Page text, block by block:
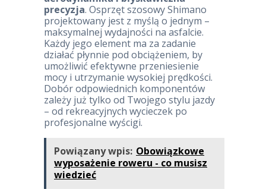
precyzja. Osprzęt szosowy Shimano
projektowany jest z myślą o jednym –
maksymalnej wydajności na asfalcie.
Każdy jego element ma za zadanie
działać płynnie pod obciążeniem, by
umożliwić efektywne przeniesienie
mocy i utrzymanie wysokiej prędkości.
Dobór odpowiednich komponentów
zależy już tylko od Twojego stylu jazdy
– od rekreacyjnych wycieczek po
profesjonalne wyścigi.
Powiązany wpis: Obowiązkowe
wyposażenie roweru - co musisz
wiedzieć